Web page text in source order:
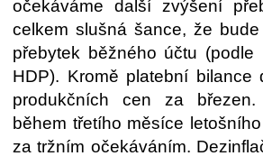
očekáváme další zvýšení
celkem slušná šance, že
přebytek běžného účtu
HDP). Kromě platební
produkčních cen za
během třetího měsíce
za tržním očekáváním.